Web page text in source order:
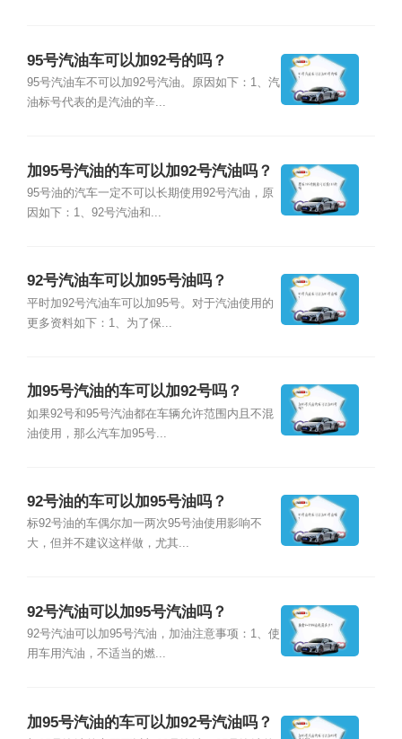
95号汽油车可以加92号的吗？
95号汽油车不可以加92号汽油。原因如下：1、汽
油标号代表的是汽油的辛...
加95号汽油的车可以加92号汽油吗？
95号油的汽车一定不可以长期使用92号汽油，原
因如下：1、92号汽油和...
92号汽油车可以加95号油吗？
平时加92号汽油车可以加95号。对于汽油使用的
更多资料如下：1、为了保...
加95号汽油的车可以加92号吗？
如果92号和95号汽油都在车辆允许范围内且不混
油使用，那么汽车加95号...
92号油的车可以加95号油吗？
标92号油的车偶尔加一两次95号油使用影响不
大，但并不建议这样做，尤其...
92号汽油可以加95号汽油吗？
92号汽油可以加95号汽油，加油注意事项：1、使
用车用汽油，不适当的燃...
加95号汽油的车可以加92号汽油吗？